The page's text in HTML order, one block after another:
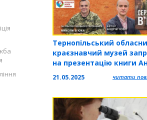
Тернопільський
краєзнавчий музей
на презентацію книги
21.05.2025 читати